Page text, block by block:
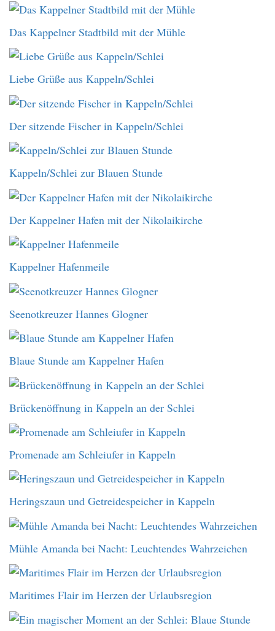
Das Kappelner Stadtbild mit der Mühle
Liebe Grüße aus Kappeln/Schlei
Der sitzende Fischer in Kappeln/Schlei
Kappeln/Schlei zur Blauen Stunde
Der Kappelner Hafen mit der Nikolaikirche
Kappelner Hafenmeile
Seenotkreuzer Hannes Glogner
Blaue Stunde am Kappelner Hafen
Brückenöffnung in Kappeln an der Schlei
Promenade am Schleiufer in Kappeln
Heringszaun und Getreidespeicher in Kappeln
Mühle Amanda bei Nacht: Leuchtendes Wahrzeichen
Maritimes Flair im Herzen der Urlaubsregion